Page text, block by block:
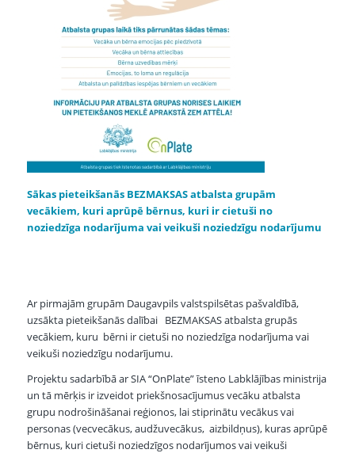
Sākas pieteikšanās BEZMAKSAS atbalsta grupām
vecākiem, kuri aprūpē bērnus, kuri ir cietuši no
noziedzīga nodarījuma vai veikuši noziedzīgu nodarījumu
Ar pirmajām grupām Daugavpils valstspilsētas pašvaldībā,
uzsākta pieteikšanās dalībai BEZMAKSAS atbalsta grupās
vecākiem, kuru bērni ir cietuši no noziedzīga nodarījuma vai
veikuši noziedzīgu nodarījumu.
Projektu sadarbībā ar SIA “OnPlate” īsteno Labklājības ministrija
un tā mērķis ir izveidot priekšnosacījumus vecāku atbalsta
grupu nodrošināšanai reģionos, lai stiprinātu vecākus vai
personas (vecvecākus, audžuvecākus, aizbildņus), kuras aprūpē
bērnus, kuri cietuši noziedzīgos nodarījumos vai veikuši